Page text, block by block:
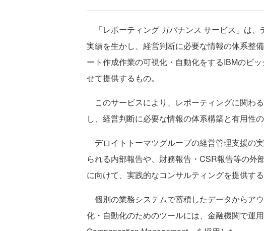
「レポーティング ガバナンス サービス」は
実績を生かし、経営判断に必要な情報の体系整
ート作成作業の可視化・自動化をするIBMのビ
せて提供するもの。
このサービスにより、レポーティングに関わ
し、経営判断に必要な情報の体系構築と有用性
デロイトトーマツグループの経営管理支援の
られる内部報告や、財務報告・CSR報告等の外
に向けて、実践的なコンサルティングを提供する
個別の業務システムで蓄積したデータからア
化・自動化のためのツールには、金融機関で運